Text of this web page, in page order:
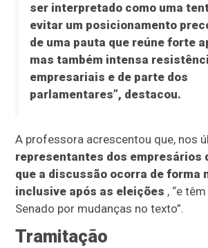
ser interpretado como uma
evitar um posicionamento
de uma pauta que reúne forte
mas também intensa
empresariais e de parte dos
parlamentares”, destacou.
A professora acrescentou que, nos
representantes dos empresários
que a discussão ocorra de forma
inclusive após as eleições , “e
Senado por mudanças no texto”.
Tramitação